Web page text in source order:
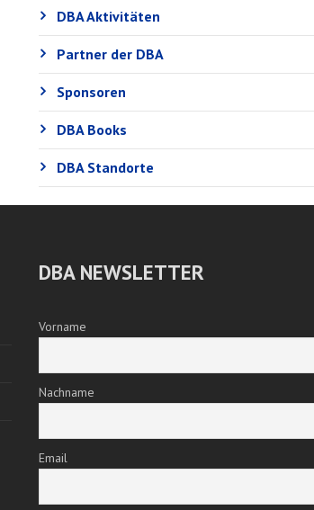
DBA Aktivitäten
Partner der DBA
Sponsoren
DBA Books
DBA Standorte
DBA NEWSLETTER
Vorname
Nachname
Email